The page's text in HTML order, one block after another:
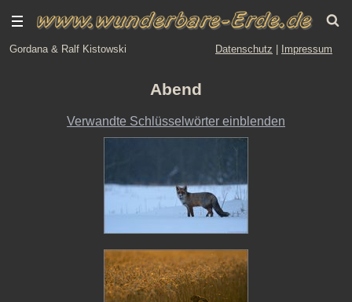
Gordana & Ralf Kistowski Datenschutz Impressum
Abend
Verwandte Schlüsselwörter einblenden